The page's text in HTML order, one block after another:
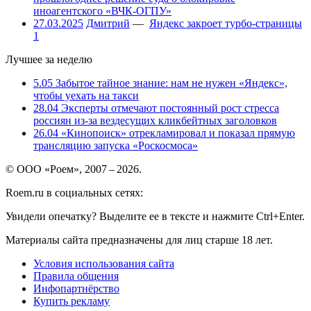
иноагентского «ВЧК-ОГПУ»
27.03.2025 Дмитрий — Яндекс закроет турбо-страницы
1
Лучшее за неделю
5.05 Забытое тайное знание: нам не нужен «Яндекс»,
чтобы уехать на такси
28.04 Эксперты отмечают постоянный рост стресса
россиян из-за вездесущих кликбейтных заголовков
26.04 «Кинопоиск» отрекламировал и показал прямую
трансляцию запуска «Роскосмоса»
© ООО «Роем», 2007 – 2026.
Roem.ru в социальных сетях:
Увидели опечатку? Выделите ее в тексте и нажмите Ctrl+Enter.
Материалы сайта предназначены для лиц старше 18 лет.
Условия использования сайта
Правила общения
Инфопартнёрство
Купить рекламу